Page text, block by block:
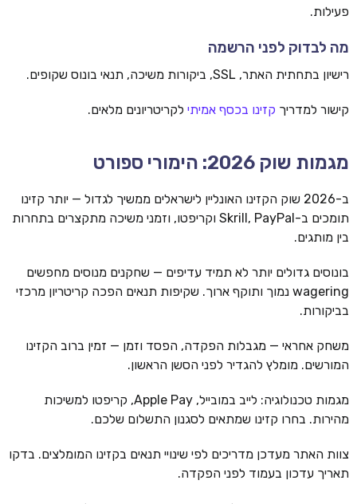
פעילות.
מה לבדוק לפני הרשמה
רישיון בתחתית האתר, SSL, ביקורות משיכה, תנאי בונוס שקופים.
קישור למדריך קזינו בכסף אמיתי לקריטריונים מלאים.
מגמות שוק 2026: הימורי ספורט
ב-2026 שוק הקזינו האונליין לישראלים ממשיך לגדול — יותר קזינו
תומכים ב-Skrill, PayPal וקריפטו, וזמני משיכה מתקצרים בתחרות
בין מותגים.
בונוסים גדולים יותר לא תמיד עדיפים — שחקנים מנוסים מחפשים
wagering נמוך ותוקף ארוך. שקיפות תנאים הפכה קריטריון מרכזי
בביקורות.
משחק אחראי — מגבלות הפקדה, הפסד וזמן — זמין ברוב הקזינו
המורשים. מומלץ להגדיר לפני הסשן הראשון.
מגמות טכנולוגיה: לייב במובייל, Apple Pay, קריפטו למשיכות
מהירות. בחרו קזינו שמתאים לסגנון התשלום שלכם.
צוות האתר מעדכן מדריכים לפי שינויי תנאים בקזינו המומלצים. בדקו
תאריך עדכון בעמוד לפני הפקדה.